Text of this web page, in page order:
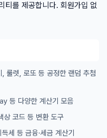
티를 제공합니다. 회원가입 없
룰렛, 로또 등 공정한 랜덤 추첨
등 다양한 계산기 모음
상 코드 등 변환 도구
세 등 금융·세금 계산기